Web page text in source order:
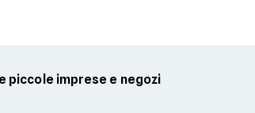
piccole imprese e negozi